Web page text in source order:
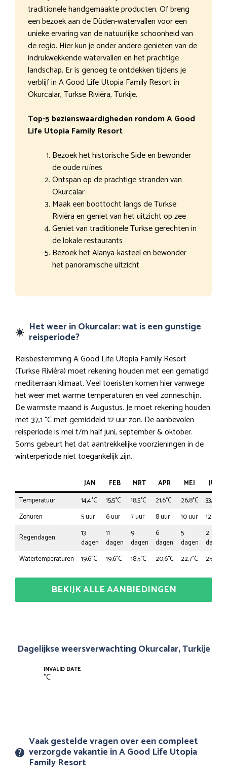
traditionele handgemaakte producten. Of breng
een bezoek aan de Düden-watervallen voor een
unieke ervaring van de natuurlijke schoonheid van
de regio. Hier kun je onder andere genieten van de
indrukwekkende watervallen en het prachtige
landschap. Er is genoeg te ontdekken tijdens je
verblijf in A Good Life Utopia Family Resort in
Okurcalar, Turkse Rivièra, Turkije.
Top-5 bezienswaardigheden rondom A Good
Life Utopia Family Resort
Bezoek het historische Side en bewonder
de oude ruïnes
Ontspan op de prachtige stranden van
Okurcalar
Maak een boottocht langs de Turkse
Rivièra en geniet van het uitzicht op zee
Geniet van traditionele Turkse gerechten in
de lokale restaurants
Bezoek het Alanya-kasteel en bewonder
het panoramische uitzicht
Het weer in Okurcalar: wat is een gunstige
reisperiode?
Reisbestemming A Good Life Utopia Family Resort
(Turkse Rivièra) moet rekening houden met een gematigd
mediterraan klimaat. Veel toeristen komen hier vanwege
het weer met warme temperaturen en veel zonneschijn.
De warmste maand is Augustus. Je moet rekening houden
met 37,1 °C met gemiddeld 12 uur zon. De aanbevolen
reisperiode is mei t/m half juni, september & oktober.
Soms gebeurt het dat aantrekkelijke voorzieningen in de
winterperiode niet toegankelijk zijn.
JAN FEB MRT APR MEI
JUN
Temperatuur
14,4°C 15,5°C 18,5°C 21,6°C 26,8°C
33,0°C
Zonuren
5 uur 6 uur 7 uur 8 uur 10 uur
12 uur
Regendagen
13
dagen
11
dagen
9
dagen
6
dagen
5
dagen
2
dagen
Watertemperaturen
19,6°C 19,6°C 18,5°C 20,6°C 22,7°C 25,8°C
BEKIJK ALLE AANBIEDINGEN
Dagelijkse weersverwachting Okurcalar, Turkije
INVALID DATE
°C
Vaak gestelde vragen over een compleet
verzorgde vakantie in A Good Life Utopia
Family Resort